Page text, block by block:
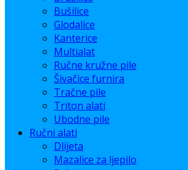
Bušilice
Glodalice
Kanterice
Multialat
Ručne kružne pile
Šivačice furnira
Tračne pile
Triton alati
Ubodne pile
Ručni alati
Dlijeta
Mazalice za ljepilo